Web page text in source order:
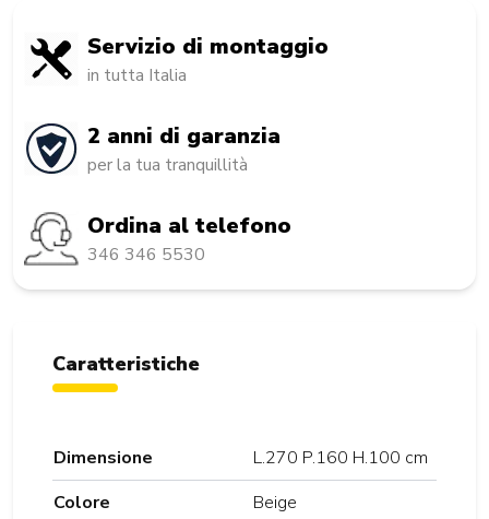
Servizio di montaggio
in tutta Italia
2 anni di garanzia
per la tua tranquillità
Ordina al telefono
346 346 5530
Caratteristiche
Dimensione
L.270 P.160 H.100 cm
Colore
Beige